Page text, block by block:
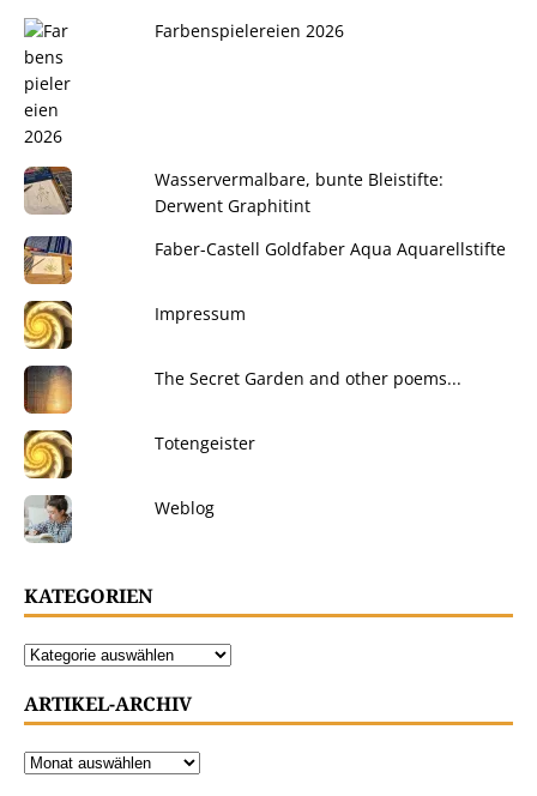
Farbenspielereien 2026
Wasservermalbare, bunte Bleistifte:
Derwent Graphitint
Faber-Castell Goldfaber Aqua Aquarellstifte
Impressum
The Secret Garden and other poems...
Totengeister
Weblog
KATEGORIEN
ARTIKEL-ARCHIV